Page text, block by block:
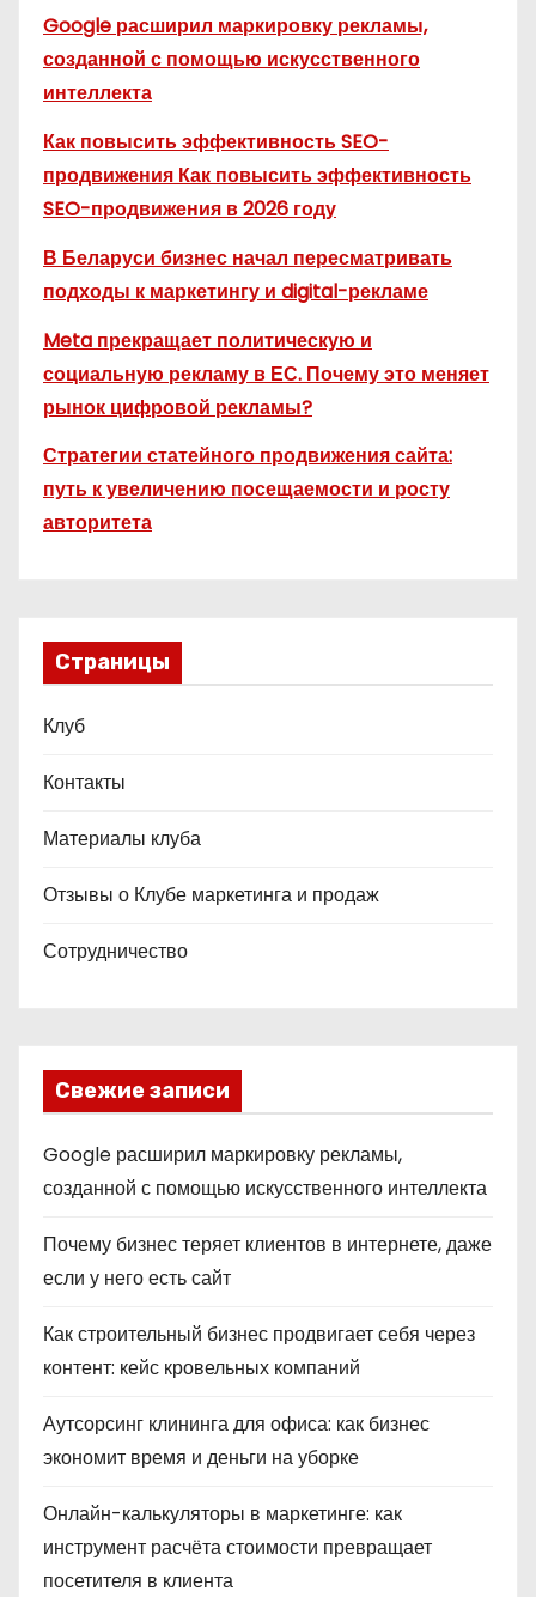
и
я
з
а
п
и
с
е
й
Google расширил маркировку рекламы,
созданной с помощью искусственного
интеллекта
Как повысить эффективность SEO-
продвижения Как повысить эффективность
SEO-продвижения в 2026 году
В Беларуси бизнес начал пересматривать
подходы к маркетингу и digital-рекламе
Meta прекращает политическую и
социальную рекламу в ЕС. Почему это меняет
рынок цифровой рекламы?
Стратегии статейного продвижения сайта:
путь к увеличению посещаемости и росту
авторитета
Страницы
Клуб
Контакты
Материалы клуба
Отзывы о Клубе маркетинга и продаж
Сотрудничество
Свежие записи
Google расширил маркировку рекламы,
созданной с помощью искусственного интеллекта
Почему бизнес теряет клиентов в интернете, даже
если у него есть сайт
Как строительный бизнес продвигает себя через
контент: кейс кровельных компаний
Аутсорсинг клининга для офиса: как бизнес
экономит время и деньги на уборке
Онлайн-калькуляторы в маркетинге: как
инструмент расчёта стоимости превращает
посетителя в клиента